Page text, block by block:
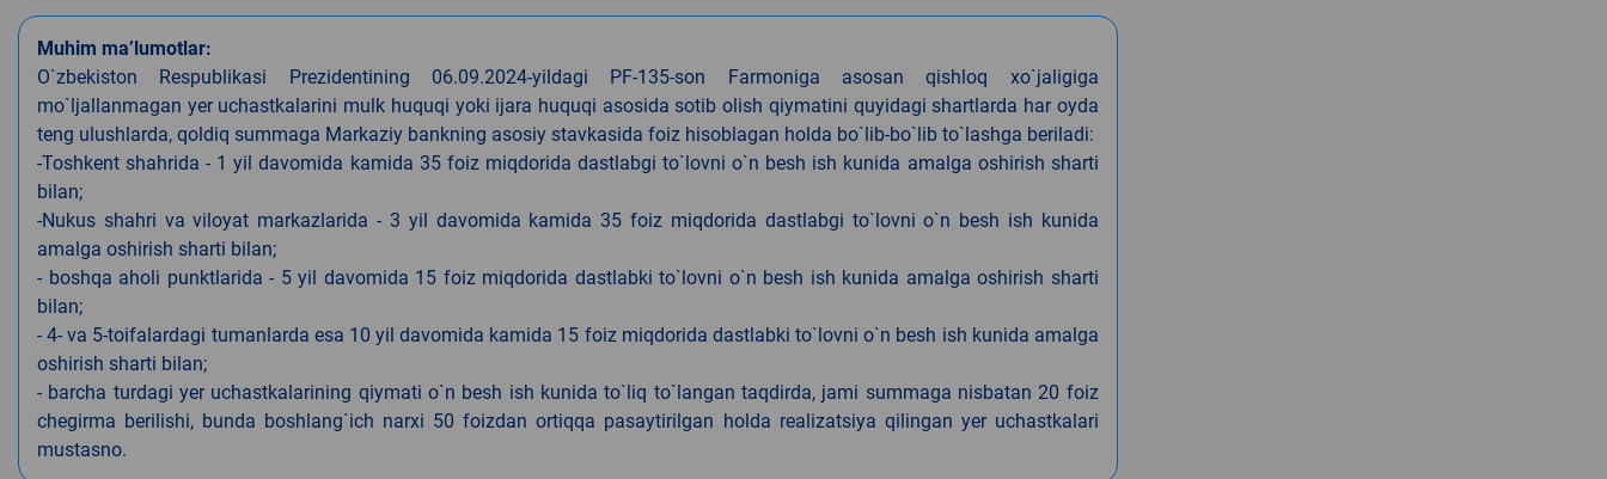
Muhim ma’lumotlar:
O`zbekiston Respublikasi Prezidentining 06.09.2024-yildagi PF-135-son Farmoniga asosan qishloq xo`jaligiga
mo`ljallanmagan yer uchastkalarini mulk huquqi yoki ijara huquqi asosida sotib olish qiymatini quyidagi shartlarda har oyda
teng ulushlarda, qoldiq summaga Markaziy bankning asosiy stavkasida foiz hisoblagan holda bo`lib-bo`lib to`lashga beriladi:
-Toshkent shahrida - 1 yil davomida kamida 35 foiz miqdorida dastlabgi to`lovni o`n besh ish kunida amalga oshirish sharti
bilan;
-Nukus shahri va viloyat markazlarida - 3 yil davomida kamida 35 foiz miqdorida dastlabgi to`lovni o`n besh ish kunida
amalga oshirish sharti bilan;
- boshqa aholi punktlarida - 5 yil davomida 15 foiz miqdorida dastlabki to`lovni o`n besh ish kunida amalga oshirish sharti
bilan;
- 4- va 5-toifalardagi tumanlarda esa 10 yil davomida kamida 15 foiz miqdorida dastlabki to`lovni o`n besh ish kunida amalga
oshirish sharti bilan;
- barcha turdagi yer uchastkalarining qiymati o`n besh ish kunida to`liq to`langan taqdirda, jami summaga nisbatan 20 foiz
chegirma berilishi, bunda boshlang`ich narxi 50 foizdan ortiqqa pasaytirilgan holda realizatsiya qilingan yer uchastkalari
mustasno.